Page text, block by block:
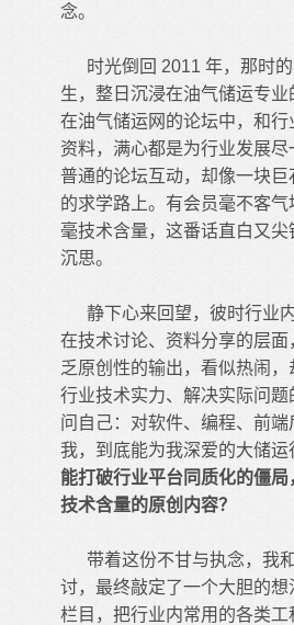
念。
时光倒回 2011 年，那时的
生，整日沉浸在油气储运专
在油气储运网的论坛中，和
资料，满心都是为行业发展
普通的论坛互动，却像一块
的求学路上。有会员毫不客
毫技术含量，这番话直白又
沉思。
静下心来回望，彼时行业
在技术讨论、资料分享的层
乏原创性的输出，看似热闹
行业技术实力、解决实际问
问自己：对软件、编程、前
我，到底能为我深爱的大储运
能打破行业平台同质化的僵
技术含量的原创内容？
带着这份不甘与执念，我
讨，最终敲定了一个大胆的
栏目，把行业内常用的各类